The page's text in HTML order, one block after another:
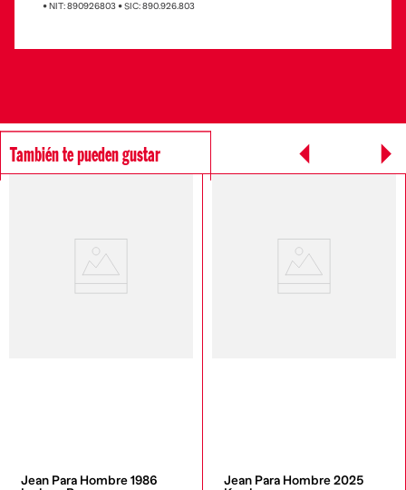
• NIT: 890926803 • SIC: 890.926.803
También te pueden gustar
Jean Para Hombre 1986
Jean Para Hombre 2025